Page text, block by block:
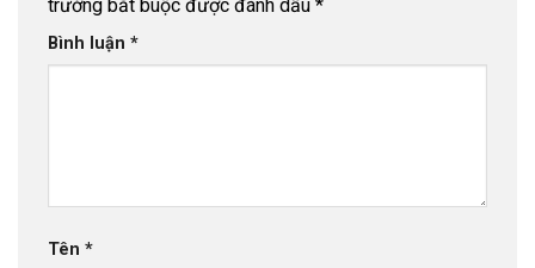
trường bắt buộc được đánh dấu *
Bình luận *
Tên *